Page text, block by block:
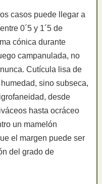
casos puede llegar a
0´5 y 1´5 de
cónica durante
campanulada, no
Cutícula lisa de
sino subseca,
desde
hasta ocráceo
un mamelón
el margen puede ser
del grado de